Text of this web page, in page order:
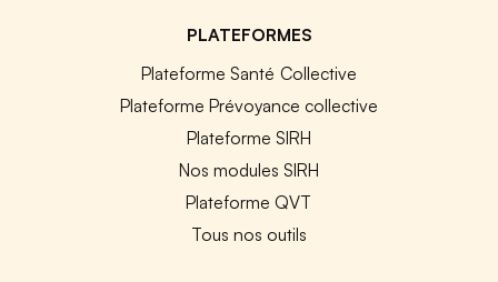
PLATEFORMES
Plateforme Santé Collective
Plateforme Prévoyance collective
Plateforme SIRH
Nos modules SIRH
Plateforme QVT
Tous nos outils